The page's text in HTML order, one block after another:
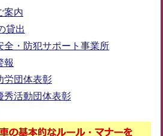
案内
貸出
全・防犯サポート事業所
報
労団体表彰
秀活動団体表彰